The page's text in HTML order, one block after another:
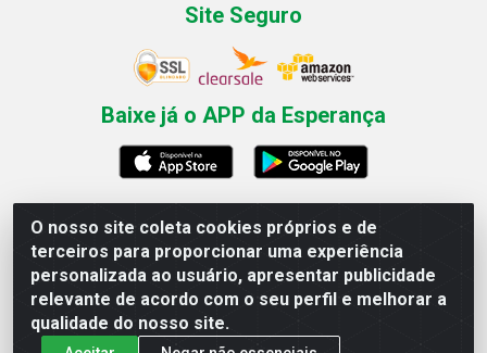
O nosso site coleta cookies próprios e de
terceiros para proporcionar uma experiência
personalizada ao usuário, apresentar publicidade
relevante de acordo com o seu perfil e melhorar a
qualidade do nosso site.
Site Seguro
Baixe já o APP da Esperança
Esperança Nordeste - Rua Professor Caldas Filho, 291 -
Estância - Recife / PE CEP: 50771-335 - CNPJ
03.666.136/0001-23